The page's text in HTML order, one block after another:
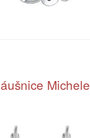
Michele